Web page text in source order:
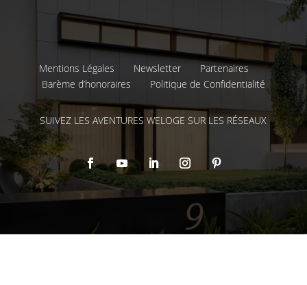
Mentions Légales Newsletter
Partenaires
Barème d’honoraires
Politique de Confidentialité
SUIVEZ LES AVENTURES WELOGE SUR LES RÉSEAUX